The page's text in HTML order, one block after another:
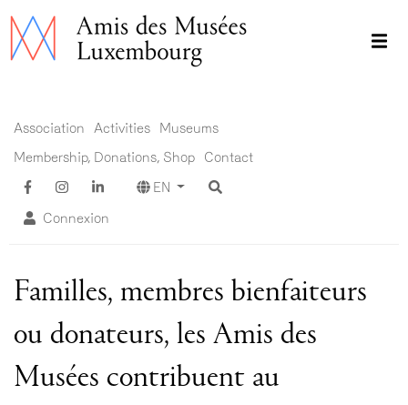
Skip
to
Main menu EN ADM
Association Activities
Museums
Membership, Donations, Shop
Contact
EN
Connexion
Familles, membres bienfaiteurs
ou donateurs, les Amis des
Musées contribuent au